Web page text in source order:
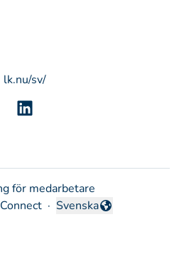
lk.nu/sv/
för medarbetare
· Byt språk
Svenska